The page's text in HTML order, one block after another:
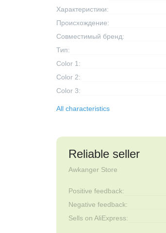
Характеристики:
Происхождение:
Совместимый бренд:
Тип:
Color 1:
Color 2:
Color 3:
All characteristics
Reliable seller
Awkanger Store
Positive feedback:
Negative feedback:
Sells on AliExpress: